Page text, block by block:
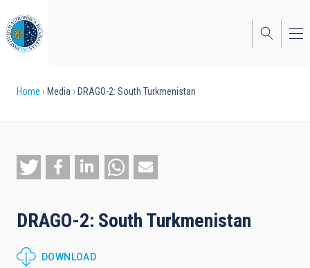
to
main
content
Breadcrumb
Home Media DRAGO-2: South Turkmenistan
DRAGO-2: South Turkmenistan
DOWNLOAD